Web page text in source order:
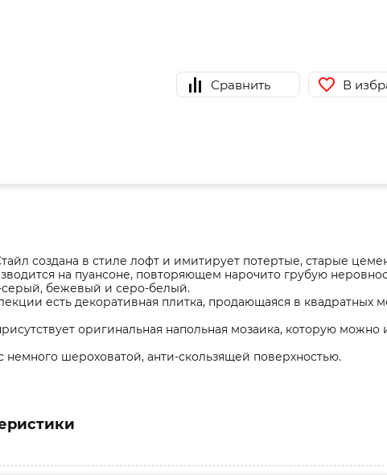
Сравнить В
создана в стиле лофт и имитирует потертые, старые
на пуансоне, повторяющем нарочито грубую
серый, бежевый и серо-белый.
есть декоративная плитка, продающаяся в квадратных
оригинальная напольная мозаика, которую можно
немного шероховатой, анти-скользящей поверхностью.